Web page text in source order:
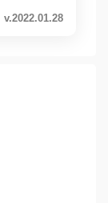
v.2022.01.28